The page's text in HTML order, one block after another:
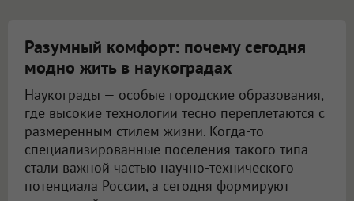
Разумный комфорт: почему сегодня
модно жить в наукоградах
Наукограды — особые городские образования,
где высокие технологии тесно переплетаются с
размеренным стилем жизни. Когда-то
специализированные поселения такого типа
стали важной частью научно-технического
потенциала России, а сегодня формируют